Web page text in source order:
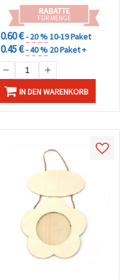
RABATTE
FÜR MENGE
0.60 €- 20 %10-19 Paket
0.45 €- 40 % 20 Paket +
IN DEN WARENKORB